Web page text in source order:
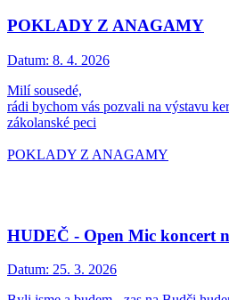
POKLADY Z ANAGAMY
Datum: 8. 4. 2026
Milí sousedé,
rádi bychom vás pozvali na výstavu
zákolanské peci
POKLADY Z ANAGAMY
HUDEČ - Open Mic koncert
Datum: 25. 3. 2026